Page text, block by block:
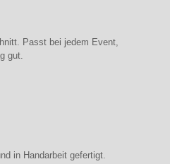
Passt bei jedem Event,
gut.
in Handarbeit gefertigt.